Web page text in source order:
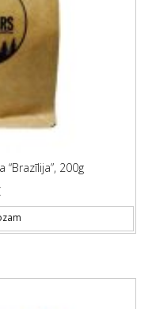
200g